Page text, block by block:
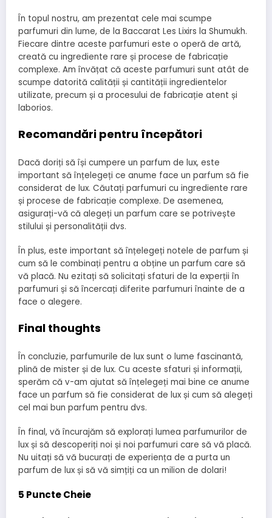
În topul nostru, am prezentat cele mai scumpe
parfumuri din lume, de la Baccarat Les Lixirs la Shumukh.
Fiecare dintre aceste parfumuri este o operă de artă,
creată cu ingrediente rare și procese de fabricație
complexe. Am învățat că aceste parfumuri sunt atât de
scumpe datorită calității și cantității ingredientelor
utilizate, precum și a procesului de fabricație atent și
laborios.
Recomandări pentru începători
Dacă doriți să își cumpere un parfum de lux, este
important să înțelegeți ce anume face un parfum să fie
considerat de lux. Căutați parfumuri cu ingrediente rare
și procese de fabricație complexe. De asemenea,
asigurați-vă că alegeți un parfum care se potrivește
stilului și personalității dvs.
În plus, este important să înțelegeți notele de parfum și
cum să le combinați pentru a obține un parfum care să
vă placă. Nu ezitați să solicitați sfaturi de la experții în
parfumuri și să încercați diferite parfumuri înainte de a
face o alegere.
Final thoughts
În concluzie, parfumurile de lux sunt o lume fascinantă,
plină de mister și de lux. Cu aceste sfaturi și informații,
sperăm că v-am ajutat să înțelegeți mai bine ce anume
face un parfum să fie considerat de lux și cum să alegeți
cel mai bun parfum pentru dvs.
În final, vă încurajăm să explorați lumea parfumurilor de
lux și să descoperiți noi și noi parfumuri care să vă placă.
Nu uitați să vă bucurați de experiența de a purta un
parfum de lux și să vă simțiți ca un milion de dolari!
5 Puncte Cheie